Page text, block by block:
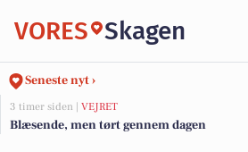
VORES Skagen
Seneste nyt ›
3 timer siden | VEJRET
Blæsende, men tørt gennem dagen